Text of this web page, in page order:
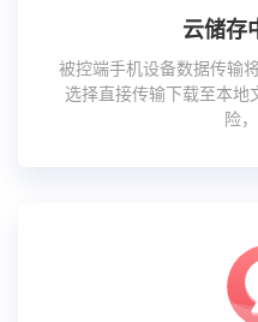
云储存
被控端手机设备数据传输
选择直接传输下载至本地
险